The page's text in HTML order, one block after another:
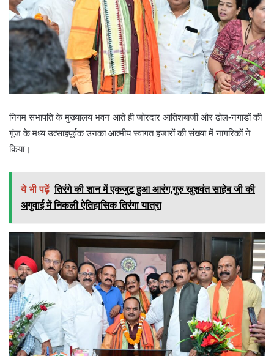
निगम सभापति के मुख्यालय भवन आते ही जोरदार आतिशबाजी और ढोल-नगाडों की
गूंज के मध्य उत्साहपूर्वक उनका आत्मीय स्वागत हजारों की संख्या में नागरिकों ने
किया।
ये भी पढ़ें तिरंगे की शान में एकजुट हुआ आरंग,गुरु खुशवंत साहेब जी की
अगुवाई में निकली ऐतिहासिक तिरंगा यात्रा